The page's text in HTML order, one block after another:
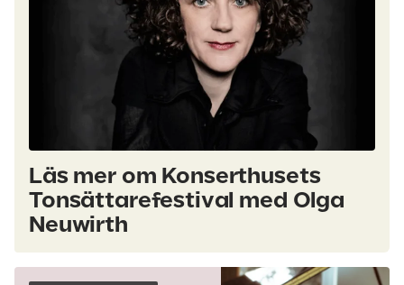
Läs mer om Konserthusets
Tonsättarefestival med Olga
Neuwirth